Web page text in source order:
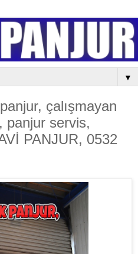
▼
çalışmayan
panjur servis,
PANJUR, 0532